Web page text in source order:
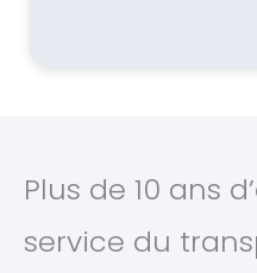
Plus de 10 ans
service du